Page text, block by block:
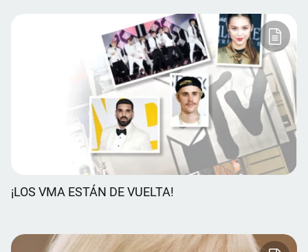
¡LOS VMA ESTÁN DE VUELTA!